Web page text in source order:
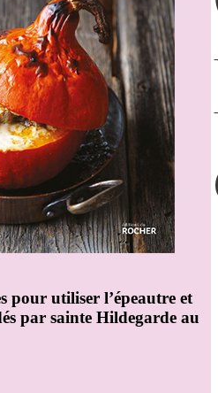
pour utiliser l’épeautre et
par sainte Hildegarde au